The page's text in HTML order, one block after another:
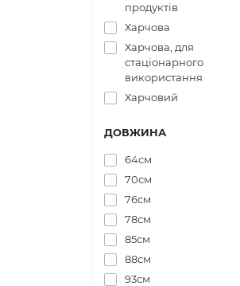
продуктів
Харчова
Харчова, для
стаціонарного
використання
Харчовий
ДОВЖИНА
64см
70см
76см
78см
85см
88см
93см